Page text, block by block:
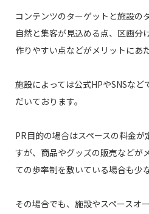
コンテンツのターゲットと施設の
自然と集客が見込める点、区画分
作りやすい点などがメリットにあ
施設によっては公式HPやSNSな
だいております。
PR目的の場合はスペースの料金
すが、商品やグッズの販売などが
ての歩率制を敷いている場合も少
その場合でも、施設やスペースオ